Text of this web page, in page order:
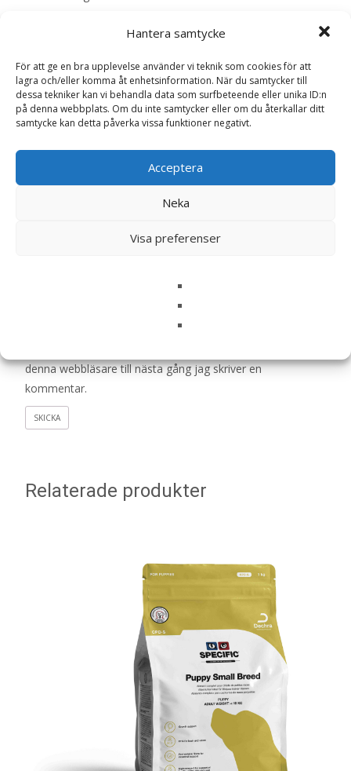
Hantera samtycke
För att ge en bra upplevelse använder vi teknik som cookies för att
lagra och/eller komma åt enhetsinformation. När du samtycker till
dessa tekniker kan vi behandla data som surfbeteende eller unika ID:n
på denna webbplats. Om du inte samtycker eller om du återkallar ditt
samtycke kan detta påverka vissa funktioner negativt.
Acceptera
Neka
Visa preferenser
Bli först med att recensera ”Sensible
hund – 6 x 200 g – HappyDog”
Din e-postadress kommer inte publiceras. Obligatoriska fält
är märkta*
Din recension*
denna webbläsare till nästa gång jag skriver en
kommentar.
Relaterade produkter